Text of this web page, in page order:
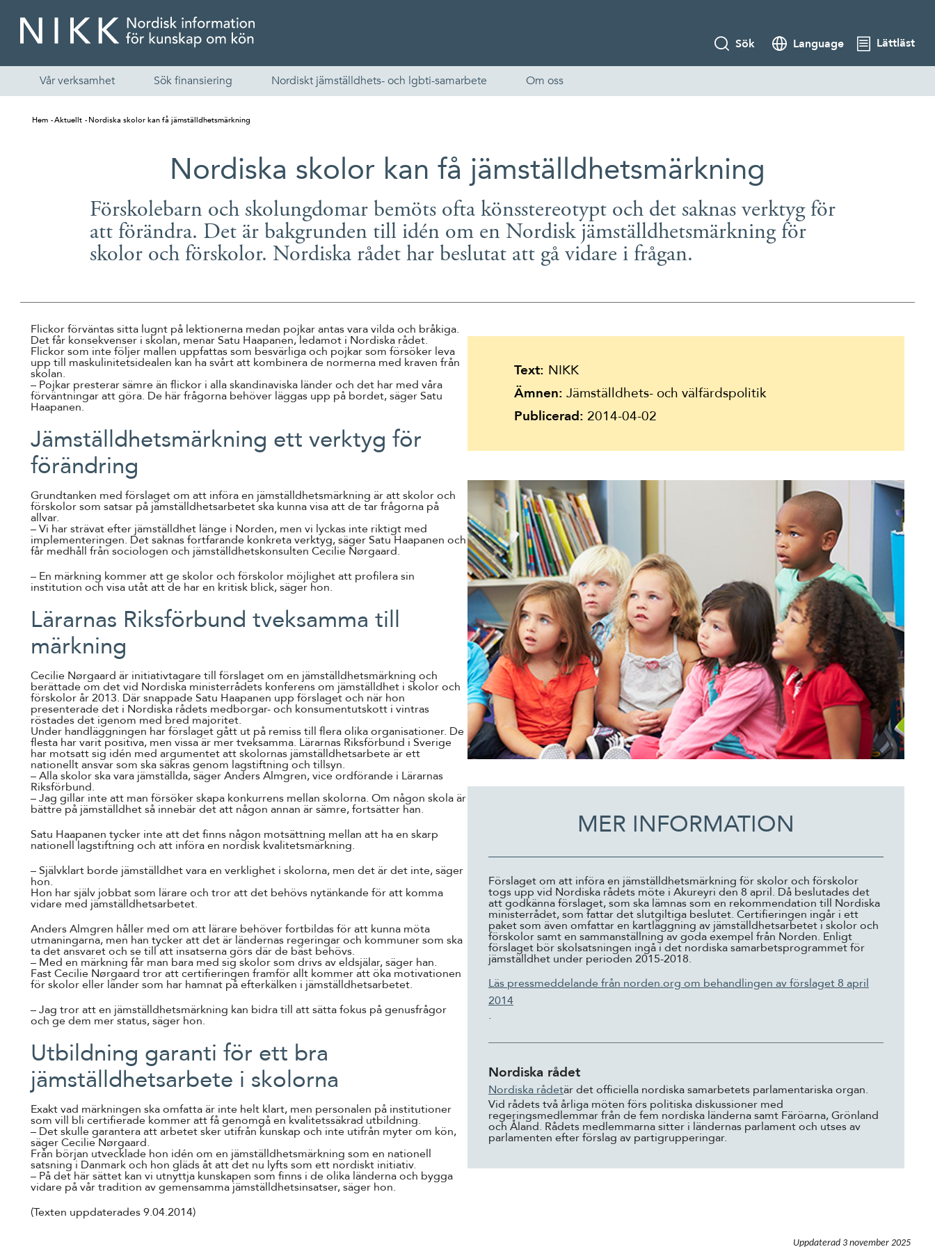
English
Íslenska
Sök Language Lättläst
Vår verksamhet Sök finansiering Nordiskt jämställdhets- och lgbti-samarbete Om oss
Hem Aktuellt Nordiska skolor kan få jämställdhetsmärkning
Nordiska skolor kan få jämställdhetsmärkning
Förskolebarn och skolungdomar bemöts ofta könsstereotypt och det saknas verktyg för
att förändra. Det är bakgrunden till idén om en Nordisk jämställdhetsmärkning för
skolor och förskolor. Nordiska rådet har beslutat att gå vidare i frågan.
Flickor förväntas sitta lugnt på lektionerna medan pojkar antas vara vilda och bråkiga.
Det får konsekvenser i skolan, menar Satu Haapanen, ledamot i Nordiska rådet.
Flickor som inte följer mallen uppfattas som besvärliga och pojkar som försöker leva
upp till maskulinitetsidealen kan ha svårt att kombinera de normerna med kraven från
skolan.
– Pojkar presterar sämre än flickor i alla skandinaviska länder och det har med våra
förväntningar att göra. De här frågorna behöver läggas upp på bordet, säger Satu
Haapanen.
Jämställdhetsmärkning ett verktyg för
förändring
Grundtanken med förslaget om att införa en jämställdhetsmärkning är att skolor och
förskolor som satsar på jämställdhetsarbetet ska kunna visa att de tar frågorna på
allvar.
– Vi har strävat efter jämställdhet länge i Norden, men vi lyckas inte riktigt med
implementeringen. Det saknas fortfarande konkreta verktyg, säger Satu Haapanen och
får medhåll från sociologen och jämställdhetskonsulten Cecilie Nørgaard.
– En märkning kommer att ge skolor och förskolor möjlighet att profilera sin
institution och visa utåt att de har en kritisk blick, säger hon.
Lärarnas Riksförbund tveksamma till
märkning
Cecilie Nørgaard är initiativtagare till förslaget om en jämställdhetsmärkning och
berättade om det vid Nordiska ministerrådets konferens om jämställdhet i skolor och
förskolor år 2013. Där snappade Satu Haapanen upp förslaget och när hon
presenterade det i Nordiska rådets medborgar- och konsumentutskott i vintras
röstades det igenom med bred majoritet.
Under handläggningen har förslaget gått ut på remiss till flera olika organisationer. De
flesta har varit positiva, men vissa är mer tveksamma. Lärarnas Riksförbund i Sverige
har motsatt sig idén med argumentet att skolornas jämställdhetsarbete är ett
nationellt ansvar som ska säkras genom lagstiftning och tillsyn.
– Alla skolor ska vara jämställda, säger Anders Almgren, vice ordförande i Lärarnas
Riksförbund.
– Jag gillar inte att man försöker skapa konkurrens mellan skolorna. Om någon skola är
bättre på jämställdhet så innebär det att någon annan är sämre, fortsätter han.
Satu Haapanen tycker inte att det finns någon motsättning mellan att ha en skarp
nationell lagstiftning och att införa en nordisk kvalitetsmärkning.
– Självklart borde jämställdhet vara en verklighet i skolorna, men det är det inte, säger
hon.
Hon har själv jobbat som lärare och tror att det behövs nytänkande för att komma
vidare med jämställdhetsarbetet.
Anders Almgren håller med om att lärare behöver fortbildas för att kunna möta
utmaningarna, men han tycker att det är ländernas regeringar och kommuner som ska
ta det ansvaret och se till att insatserna görs där de bäst behövs.
– Med en märkning får man bara med sig skolor som drivs av eldsjälar, säger han.
Fast Cecilie Nørgaard tror att certifieringen framför allt kommer att öka motivationen
för skolor eller länder som har hamnat på efterkälken i jämställdhetsarbetet.
– Jag tror att en jämställdhetsmärkning kan bidra till att sätta fokus på genusfrågor
och ge dem mer status, säger hon.
Utbildning garanti för ett bra
jämställdhetsarbete i skolorna
Exakt vad märkningen ska omfatta är inte helt klart, men personalen på institutioner
som vill bli certifierade kommer att få genomgå en kvalitetssäkrad utbildning.
– Det skulle garantera att arbetet sker utifrån kunskap och inte utifrån myter om kön,
säger Cecilie Nørgaard.
Från början utvecklade hon idén om en jämställdhetsmärkning som en nationell
satsning i Danmark och hon gläds åt att det nu lyfts som ett nordiskt initiativ.
– På det här sättet kan vi utnyttja kunskapen som finns i de olika länderna och bygga
vidare på vår tradition av gemensamma jämställdhetsinsatser, säger hon.
(Texten uppdaterades 9.04.2014)
Text: NIKK
Ämnen: Jämställdhets- och välfärdspolitik
Publicerad: 2014-04-02
MER INFORMATION
Förslaget om att införa en jämställdhetsmärkning för skolor och förskolor
togs upp vid Nordiska rådets möte i Akureyri den 8 april. Då beslutades det
att godkänna förslaget, som ska lämnas som en rekommendation till Nordiska
ministerrådet, som fattar det slutgiltiga beslutet. Certifieringen ingår i ett
paket som även omfattar en kartläggning av jämställdhetsarbetet i skolor och
förskolor samt en sammanställning av goda exempel från Norden. Enligt
förslaget bör skolsatsningen ingå i det nordiska samarbetsprogrammet för
jämställdhet under perioden 2015-2018.
Läs pressmeddelande från norden.org om behandlingen av förslaget 8 april
2014
.
Nordiska rådet
Nordiska rådetär det officiella nordiska samarbetets parlamentariska organ.
Vid rådets två årliga möten förs politiska diskussioner med
regeringsmedlemmar från de fem nordiska länderna samt Färöarna, Grönland
och Åland. Rådets medlemmarna sitter i ländernas parlament och utses av
parlamenten efter förslag av partigrupperingar.
Uppdaterad 3 november 2025